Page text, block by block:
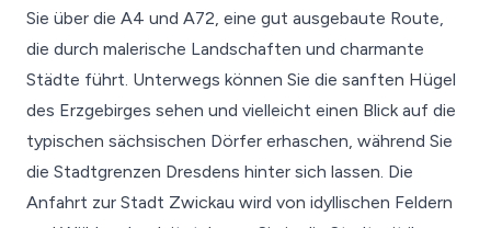
Sie über die A4 und A72, eine gut ausgebaute Route,
die durch malerische Landschaften und charmante
Städte führt. Unterwegs können Sie die sanften Hügel
des Erzgebirges sehen und vielleicht einen Blick auf die
typischen sächsischen Dörfer erhaschen, während Sie
die Stadtgrenzen Dresdens hinter sich lassen. Die
Anfahrt zur Stadt Zwickau wird von idyllischen Feldern